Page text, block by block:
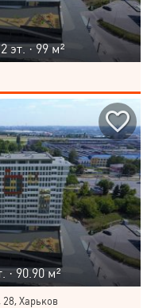
эт. · 99 м²
· 90.90 м²
Харьков